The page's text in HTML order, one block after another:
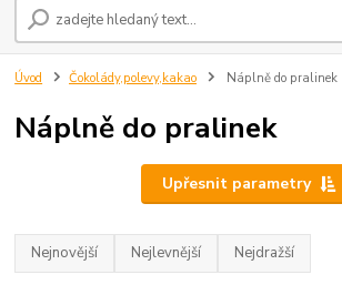
Úvod Čokolády,polevy,kakao Náplně do pralinek
Náplně do pralinek
Upřesnit parametry
Nejnovější Nejlevnější Nejdražší